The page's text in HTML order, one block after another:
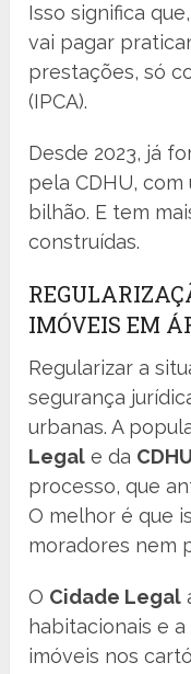
Isso significa
vai pagar
prestações, só
(IPCA).
Desde 2023, já
pela CDHU, com
bilhão. E tem
construídas.
IMÓVEIS EM
Regularizar a
segurança
urbanas. A
Legal e da CDHU
processo, que
O melhor é que
moradores nem
O Cidade Legal
habitacionais e
imóveis nos